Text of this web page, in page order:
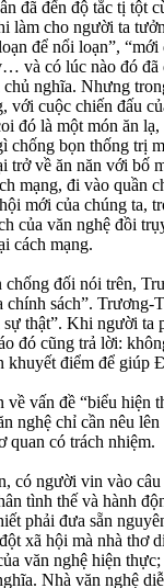
đã đến độ tắc tị tột
làm cho người ta
để nổi loạn”,
và có lúc nào đó đã
nghĩa. Nhưng
với cuộc chiến đấu
đó là một món ăn
chống bọn thống trị
trở về ăn năn với bố
mạng, đi vào quần
mới của chúng ta,
của văn nghệ đồi
cách mạng.
đối nói trên,
sách”. Trương-
thật”. Khi người ta
đó cũng trả lời:
khuyết điểm để giúp
vấn đề “biểu hiện
nghệ chỉ cần nêu
quan có trách nhiệm.
có người vin vào
tình thế và hành
phải đưa sẵn
xã hội mà nhà thơ
văn nghệ hiện
Nhà văn nghệ